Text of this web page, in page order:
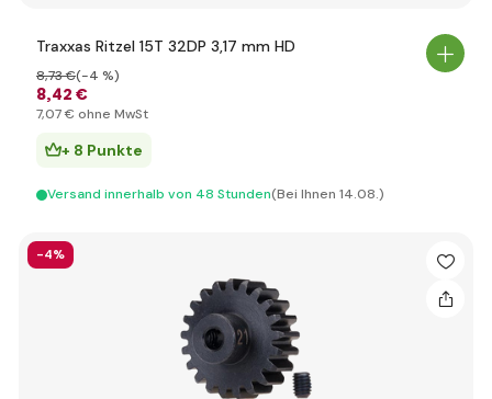
Traxxas Ritzel 15T 32DP 3,17 mm HD
8,42 €
8,73 €(-4 %)
7,07 € ohne MwSt
+ 8 Punkte
Versand innerhalb von 48 Stunden(Bei Ihnen 14.08.)
-4%